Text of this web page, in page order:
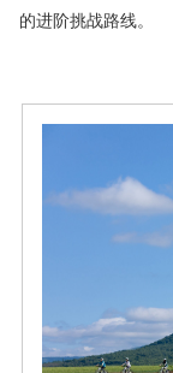
的进阶挑战路线。